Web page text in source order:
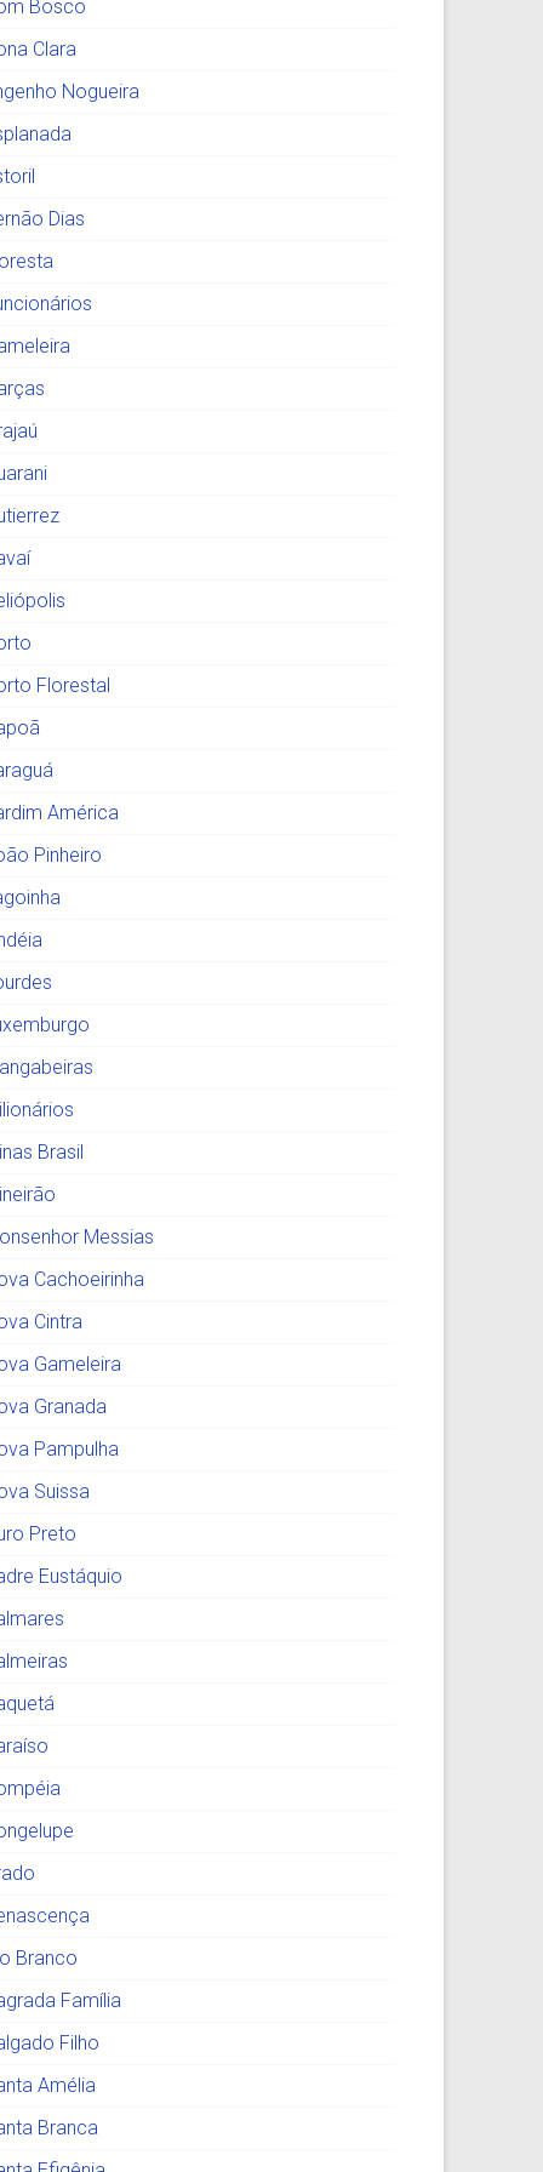
Bosco
Clara
Nogueira
Dias
Florestal
América
Pinheiro
Brasil
Messias
Cachoeirinha
Cintra
Gameleira
Granada
Pampulha
Suissa
Preto
Eustáquio
Branco
Família
Filho
Amélia
Branca